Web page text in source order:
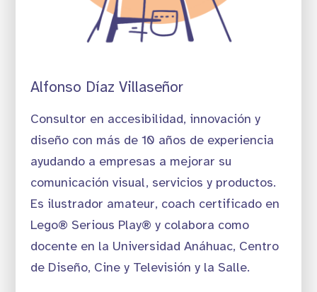
Alfonso Díaz Villaseñor
Consultor en accesibilidad, innovación y
diseño con más de 10 años de experiencia
ayudando a empresas a mejorar su
comunicación visual, servicios y productos.
Es ilustrador amateur, coach certificado en
Lego® Serious Play® y colabora como
docente en la Universidad Anáhuac, Centro
de Diseño, Cine y Televisión y la Salle.